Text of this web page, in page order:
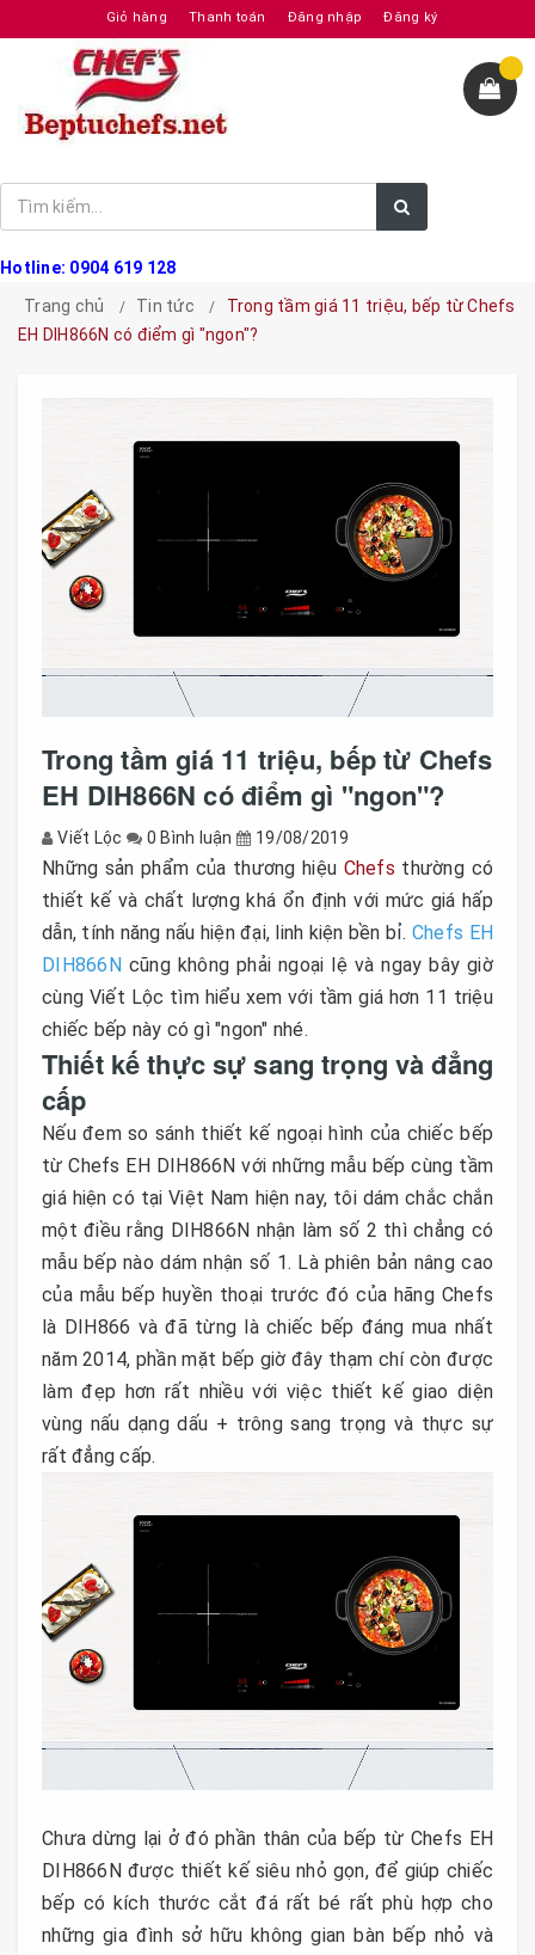
Giỏ hàng Thanh toán Đăng nhập Đăng ký
Hotline: 0904 619 128
Trang chủ
Tin tức
Trong tầm giá 11 triệu, bếp từ Chefs
EH DIH866N có điểm gì "ngon"?
Trong tầm giá 11 triệu, bếp từ Chefs
EH DIH866N có điểm gì "ngon"?
Viết Lộc 0 Bình luận 19/08/2019
Những sản phẩm của thương hiệu Chefs thường có
thiết kế và chất lượng khá ổn định với mức giá hấp
dẫn, tính năng nấu hiện đại, linh kiện bền bỉ. Chefs EH
DIH866Ncũng không phải ngoại lệ và ngay bây giờ
cùng Viết Lộc tìm hiểu xem với tầm giá hơn 11 triệu
chiếc bếp này có gì "ngon" nhé.
Thiết kế thực sự sang trọng và đẳng
cấp
Nếu đem so sánh thiết kế ngoại hình của chiếc bếp
từ Chefs EH DIH866N với những mẫu bếp cùng tầm
giá hiện có tại Việt Nam hiện nay, tôi dám chắc chắn
một điều rằng DIH866N nhận làm số 2 thì chẳng có
mẫu bếp nào dám nhận số 1. Là phiên bản nâng cao
của mẫu bếp huyền thoại trước đó của hãng Chefs
là DIH866 và đã từng là chiếc bếp đáng mua nhất
năm 2014, phần mặt bếp giờ đây thạm chí còn được
làm đẹp hơn rất nhiều với việc thiết kế giao diện
vùng nấu dạng dấu + trông sang trọng và thực sự
rất đẳng cấp.
Chưa dừng lại ở đó phần thân của bếp từ Chefs EH
DIH866N được thiết kế siêu nhỏ gọn, để giúp chiếc
bếp có kích thước cắt đá rất bé rất phù hợp cho
những gia đình sở hữu không gian bàn bếp nhỏ và